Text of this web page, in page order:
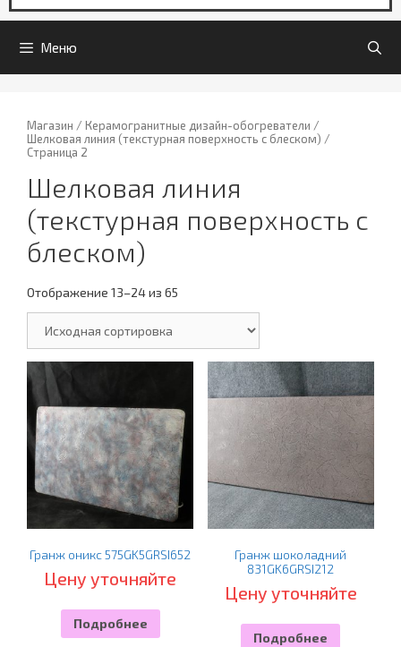
Меню
Магазин / Керамогранитные дизайн-обогреватели /
Шелковая линия (текстурная поверхность с блеском) /
Страница 2
Шелковая линия
(текстурная поверхность с
блеском)
Отображение 13–24 из 65
Гранж оникс 575GK5GRSI652
Цену уточняйте
Подробнее
Гранж шоколадний
831GK6GRSI212
Цену уточняйте
Подробнее